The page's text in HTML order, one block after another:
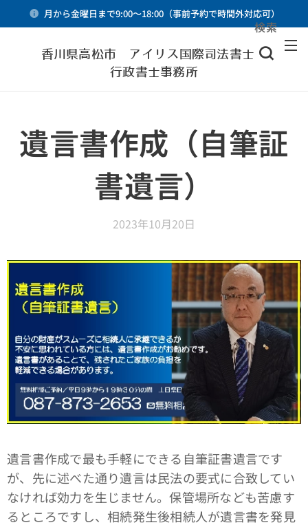
月から金曜日まで9:00～18:00（事前予約で時間外対応可）
香川県高松市 アイリス国際司法書士・
行政書士事務所
検索
遺言書作成（自筆証
書遺言）
2023年10月20日
遺言書作成で最も手軽にできる自筆証書遺言です
が、先に述べた通り遺言は民法の要式に合致してい
なければ効力を生じません。保管場所なども苦慮す
るところですし、相続発生後相続人が遺言書を発見